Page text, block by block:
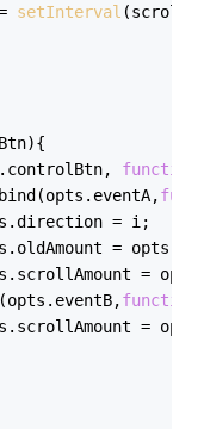
setInterval
function
opts.direction = i;
opts.oldAmount =
opts.scrollAmount =
function
opts.scrollAmount =